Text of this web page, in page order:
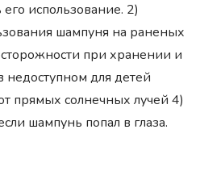
использование. 2)
шампуня на раненых
при хранении и
для детей
прямых солнечных лучей 4)
шампунь попал в глаза.